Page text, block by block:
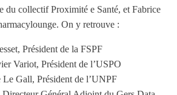
du collectif Proximité e Santé, et Fabrice
On y retrouve :
Président de la FSPF
Variot, Président de l’USPO
Le Gall, Président de l’UNPF